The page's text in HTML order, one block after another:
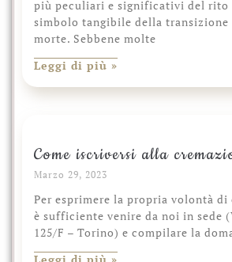
più peculiari e significativi del rito
simbolo tangibile della
morte. Sebbene molte
Leggi di più »
Come iscriversi alla
Marzo 29, 2023
Per esprimere la propria volontà di
è sufficiente venire da noi in sede
125/F – Torino) e compilare la